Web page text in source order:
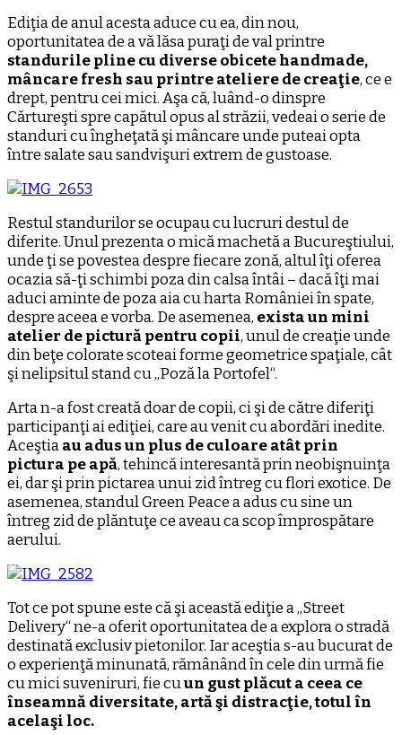
Ediţia de anul acesta aduce cu ea, din nou,
oportunitatea de a vă lăsa puraţi de val printre
standurile pline cu diverse obicete handmade,
mâncare fresh sau printre ateliere de creaţie, ce e
drept, pentru cei mici. Aşa că, luând-o dinspre
Cărtureşti spre capătul opus al străzii, vedeai o serie de
standuri cu îngheţată şi mâncare unde puteai opta
între salate sau sandvişuri extrem de gustoase.
Restul standurilor se ocupau cu lucruri destul de
diferite. Unul prezenta o mică machetă a Bucureştiului,
unde ţi se povestea despre fiecare zonă, altul îţi oferea
ocazia să-ţi schimbi poza din calsa întâi – dacă îţi mai
aduci aminte de poza aia cu harta României în spate,
despre aceea e vorba. De asemenea, exista un mini
atelier de pictură pentru copii, unul de creaţie unde
din beţe colorate scoteai forme geometrice spaţiale, cât
şi nelipsitul stand cu „Poză la Portofel“.
Arta n-a fost creată doar de copii, ci şi de către diferiţi
participanţi ai ediţiei, care au venit cu abordări inedite.
Aceştiaau adus un plus de culoare atât prin
pictura pe apă, tehincă interesantă prin neobişnuinţa
ei, dar şi prin pictarea unui zid întreg cu flori exotice. De
asemenea, standul Green Peace a adus cu sine un
întreg zid de plăntuţe ce aveau ca scop împrospătare
aerului.
Tot ce pot spune este că şi această ediţie a „Street
Delivery“ ne-a oferit oportunitatea de a explora o stradă
destinată exclusiv pietonilor. Iar aceştia s-au bucurat de
o experienţă minunată, rămânând în cele din urmă fie
cu mici suveniruri, fie cuun gust plăcut a ceea ce
înseamnă diversitate, artă şi distracţie, totul în
acelaşi loc.